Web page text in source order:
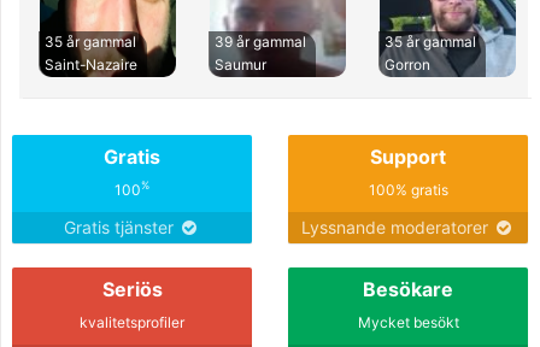
35 år gammal
Saint-Nazaire
39 år gammal
Saumur
35 år gammal
Gorron
Gratis
100%
Gratis tjänster
Support
100% gratis
Lyssnande moderatorer
Seriös
kvalitetsprofiler
Besökare
Mycket besökt